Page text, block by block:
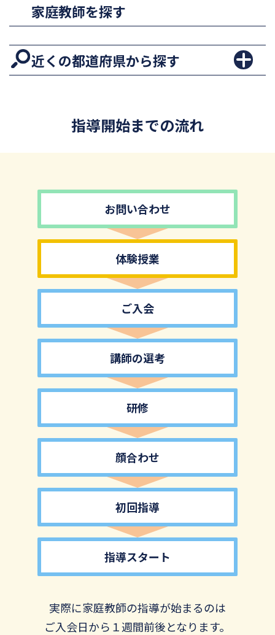
家庭教師を探す
近くの都道府県から探す
指導開始までの流れ
お問い合わせ
体験授業
ご入会
講師の選考
研修
顔合わせ
初回指導
指導スタート
実際に家庭教師の指導が始まるのは
ご入会日から１週間前後となります。